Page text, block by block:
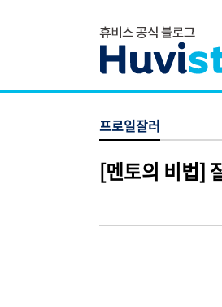
프로일잘러
[멘토의 비법]